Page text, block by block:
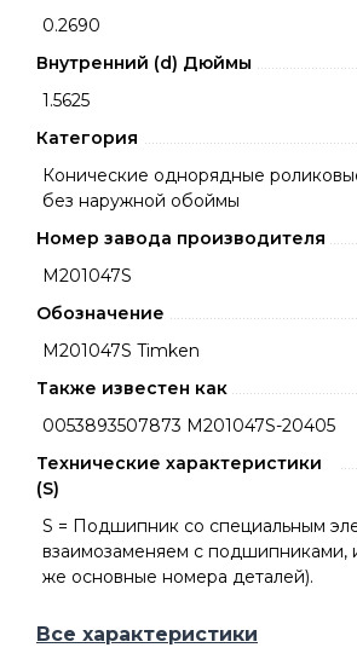
0.2690
Внутренний (d) Дюймы
1.5625
Категория
Конические однорядные
без наружной обоймы
Номер завода производителя
M201047S
Обозначение
M201047S Timken
Также известен как
0053893507873 M201047S-20405
Технические характеристики
(S)
S = Подшипник со специальным
взаимозаменяем с
же основные номера деталей).
Все характеристики